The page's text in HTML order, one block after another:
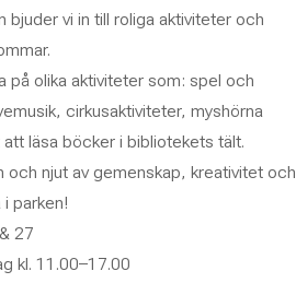
bjuder vi in till roliga aktiviteter och
på olika aktiviteter som: spel och
cirkusaktiviteter, myshörna
läsa böcker i bibliotekets tält.
och njut av gemenskap, kreativitet och
i parken!
27
kl. 11.00–17.00